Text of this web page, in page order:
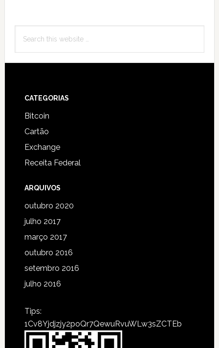
Primary
Sidebar
this
CATEGORIAS
Bitcoin
Cartão
Exchange
Receita Federal
ARQUIVOS
outubro 2020
julho 2017
março 2017
outubro 2016
setembro 2016
julho 2016
Tips:
1Cv8Yjdjzjy2poQr7QewuRvuWLw3sZCTEb